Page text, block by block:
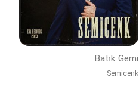
Batık Gemi
Semicenk